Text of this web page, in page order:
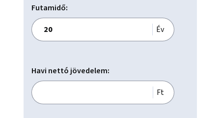
Futamidő:
Év
Havi nettó jövedelem:
Ft